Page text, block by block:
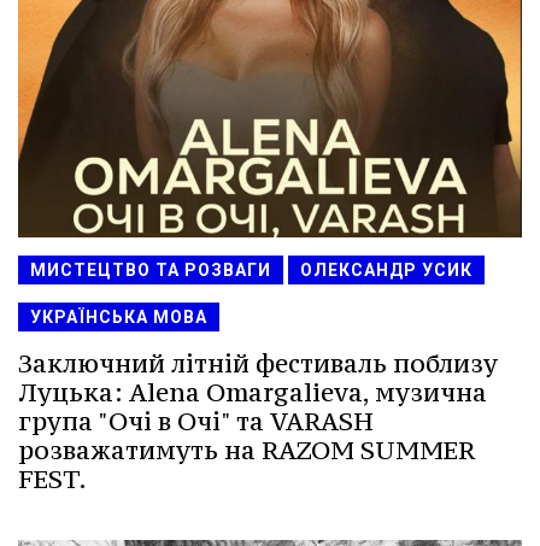
МИСТЕЦТВО ТА РОЗВАГИ ОЛЕКСАНДР УСИК
УКРАЇНСЬКА МОВА
Заключний літній фестиваль поблизу
Луцька: Alena Omargalieva, музична
група "Очі в Очі" та VARASH
розважатимуть на RAZOM SUMMER
FEST.